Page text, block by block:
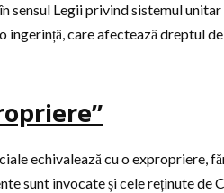
sensul Legii privind sistemul
ingerință, care afectează dreptul
echivalează cu o expropriere,
sunt invocate și cele reținute de